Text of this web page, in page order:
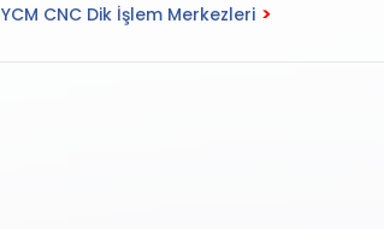
YCM CNC Dik İşlem Merkezleri >